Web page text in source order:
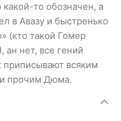
то обозначен, а
в Авазу и быстренько
(кто такой Гомер
ан нет, все гений
приписывают всяким
прочим Дюма.